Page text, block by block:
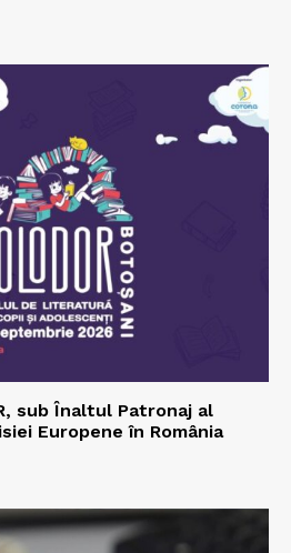
sub Înaltul Patronaj al
Europene în România